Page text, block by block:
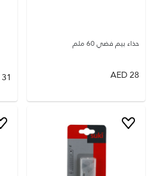
حذاء بيم فضي 60 ملم
28
AED
31